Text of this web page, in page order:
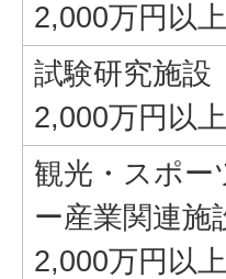
2,000万円以上
試験研究施設
2,000万円以上
観光・スポー
ー産業関連施
2,000万円以上